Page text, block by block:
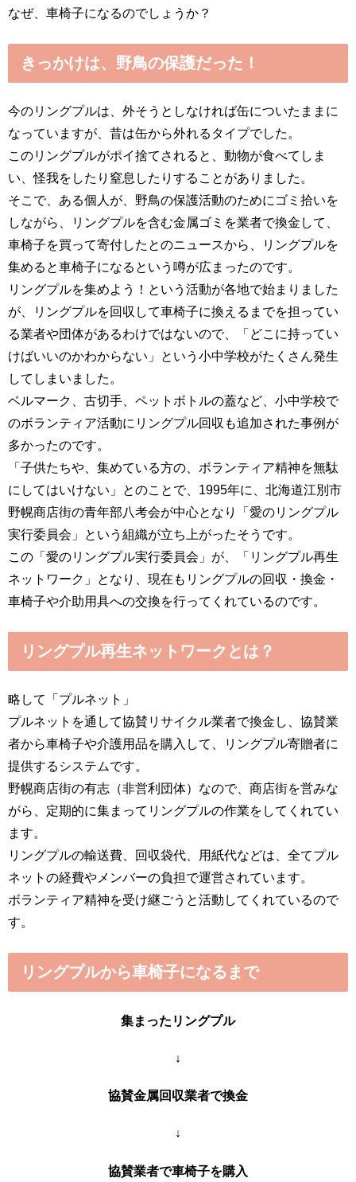
なぜ、車椅子になるのでしょうか？
きっかけは、野鳥の保護だった！
今のリングプルは、外そうとしなければ缶についたままに
なっていますが、昔は缶から外れるタイプでした。
このリングプルがポイ捨てされると、動物が食べてしま
い、怪我をしたり窒息したりすることがありました。
そこで、ある個人が、野鳥の保護活動のためにゴミ拾いを
しながら、リングプルを含む金属ゴミを業者で換金して、
車椅子を買って寄付したとのニュースから、リングプルを
集めると車椅子になるという噂が広まったのです。
リングプルを集めよう！という活動が各地で始まりました
が、リングプルを回収して車椅子に換えるまでを担ってい
る業者や団体があるわけではないので、「どこに持ってい
けばいいのかわからない」という小中学校がたくさん発生
してしまいました。
ベルマーク、古切手、ペットボトルの蓋など、小中学校で
のボランティア活動にリングプル回収も追加された事例が
多かったのです。
「 子供たちや、集めている方の、ボランティア精神を無駄
にしてはいけない 」とのことで、1995年に、北海道江別市
野幌商店街の青年部八考会が中心となり「 愛のリングプル
実行委員会 」という組織が立ち上がったそうです。
この「愛のリングプル実行委員会」が、「 リングプル再生
ネットワーク 」となり、現在もリングプルの回収・換金・
車椅子や介助用具への交換を行ってくれているのです。
リングプル再生ネットワークとは？
略して「プルネット」
プルネットを通して協賛リサイクル業者で換金し、協賛業
者から車椅子や介護用品を購入して、リングプル寄贈者に
提供するシステムです。
野幌商店街の有志（非営利団体） なので、商店街を営みな
がら、定期的に集まってリングプルの作業をしてくれてい
ます。
リングプルの輸送費、回収袋代、用紙代などは、全てプル
ネットの経費やメンバーの負担で運営されています。
ボランティア精神を受け継ごうと活動してくれているので
す。
リングプルから車椅子になるまで
集まったリングプル
↓
協賛金属回収業者で換金
↓
協賛業者で車椅子を購入